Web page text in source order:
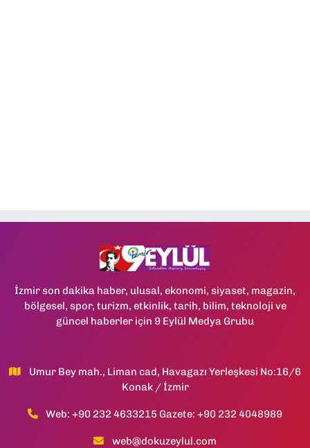
İzmir son dakika haber, ulusal, ekonomi, siyaset, magazin,
bölgesel, spor, turizm, etkinlik, tarih, bilim, teknoloji ve
güncel haberler için 9 Eylül Medya Grubu
Umur Bey mah., Liman cad, Havagazı Yerleşkesi No:16/6
Konak / İzmir
Web: +90 232 4633215 Gazete: +90 232 4048989
web@dokuzeylul.com